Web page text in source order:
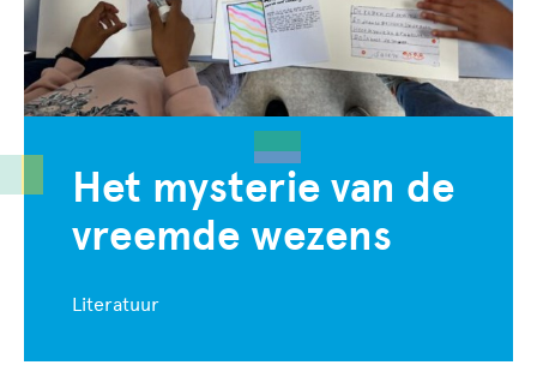
Het mysterie van de
vreemde wezens
Literatuur